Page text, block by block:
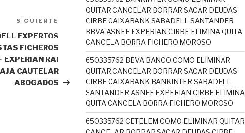
Siguiente
entrada
SIGUIENTE
EXPERTOS
FICHEROS
EXPERIAN RAI
CAUTELAR
ABOGADOS
QUITAR CANCELAR BORRAR SACAR DEUDAS
CIRBE CAIXABANK SABADELL SANTANDER
BBVA ASNEF EXPERIAN CIRBE ELIMINA QUITA
CANCELA BORRA FICHERO MOROSO
650335762 BBVA BANCO COMO ELIMINAR
QUITAR CANCELAR BORRAR SACAR DEUDAS
CIRBE CAIXABANK BANKINTER SABADELL
SANTANDER ASNEF EXPERIAN CIRBE ELIMINA
QUITA CANCELA BORRA FICHERO MOROSO
650335762 CETELEM COMO ELIMINAR QUITAR